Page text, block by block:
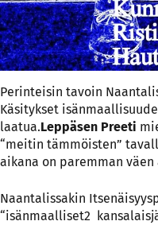
Perinteisin tavoin
Käsitykset
laatua.Leppäsen Preeti
“meitin tämmöisten”
aikana on paremman väen
Naantalissakin
“isänmaalliset2